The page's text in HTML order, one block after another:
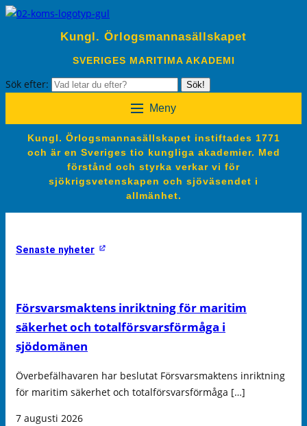
Kungl. Örlogsmannasällskapet
SVERIGES MARITIMA AKADEMI
Sök efter: Sök!
Meny
Kungl. Örlogsmannasällskapet instiftades 1771
och är en Sveriges tio kungliga akademier. Med
förstånd och styrka verkar vi för
sjökrigsvetenskapen och sjöväsendet i
allmänhet.
Senaste nyheter
Försvarsmaktens inriktning för maritim
säkerhet och totalförsvarsförmåga i
sjödomänen
Överbefälhavaren har beslutat Försvarsmaktens inriktning
för maritim säkerhet och totalförsvarsförmåga […]
7 augusti 2026